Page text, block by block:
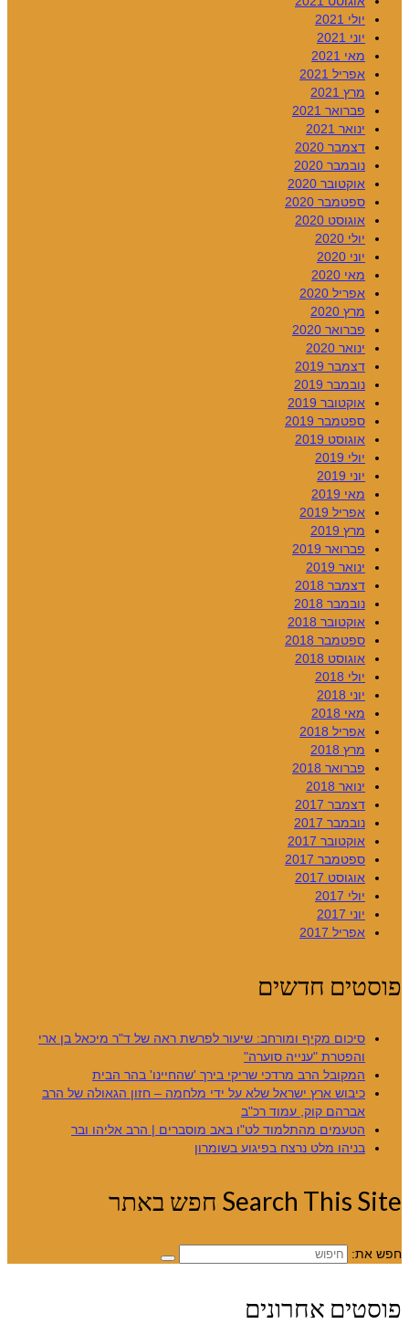
יולי 2021
יוני 2021
מאי 2021
אפריל 2021
מרץ 2021
פברואר 2021
ינואר 2021
דצמבר 2020
נובמבר 2020
אוקטובר 2020
ספטמבר 2020
אוגוסט 2020
יולי 2020
יוני 2020
מאי 2020
אפריל 2020
מרץ 2020
פברואר 2020
ינואר 2020
דצמבר 2019
נובמבר 2019
אוקטובר 2019
ספטמבר 2019
אוגוסט 2019
יולי 2019
יוני 2019
מאי 2019
אפריל 2019
מרץ 2019
פברואר 2019
ינואר 2019
דצמבר 2018
נובמבר 2018
אוקטובר 2018
ספטמבר 2018
אוגוסט 2018
יולי 2018
יוני 2018
מאי 2018
אפריל 2018
מרץ 2018
פברואר 2018
ינואר 2018
דצמבר 2017
נובמבר 2017
אוקטובר 2017
ספטמבר 2017
אוגוסט 2017
יולי 2017
יוני 2017
אפריל 2017
פוסטים חדשים
סיכום מקיף ומורחב: שיעור לפרשת ראה של ד"ר מיכאל בן ארי
והפטרת "ענייה סוערה"
המקובל הרב מרדכי שריקי בירך 'שהחיינו' בהר הבית
כיבוש ארץ ישראל שלא על ידי מלחמה – חזון הגאולה של הרב
אברהם קוק, עמוד רכ"ב
הטעמים מהתלמוד לט"ו באב מוסברים | הרב אליהו ובר
בניהו מלט נרצח בפיגוע בשומרון
Search This Site חפש באתר
חפש את:
פוסטים אחרונים